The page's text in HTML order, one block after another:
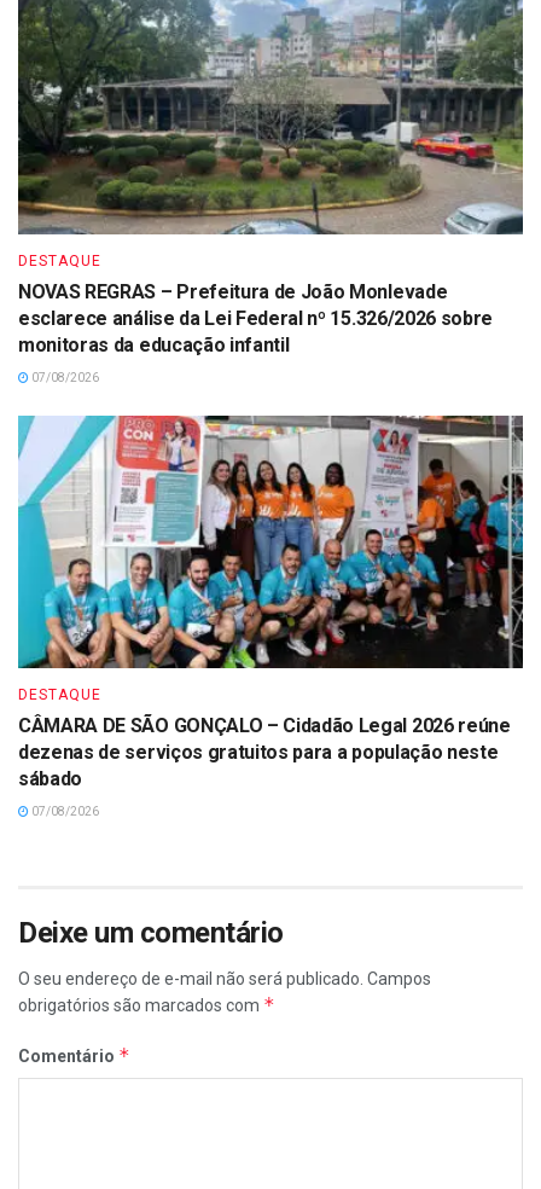
DESTAQUE
NOVAS REGRAS – Prefeitura de João Monlevade
esclarece análise da Lei Federal nº 15.326/2026 sobre
monitoras da educação infantil
07/08/2026
DESTAQUE
CÂMARA DE SÃO GONÇALO – Cidadão Legal 2026 reúne
dezenas de serviços gratuitos para a população neste
sábado
07/08/2026
Deixe um comentário
O seu endereço de e-mail não será publicado. Campos
obrigatórios são marcados com *
Comentário *